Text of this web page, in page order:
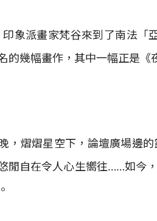
象派畫家梵谷來到了南法「
的幾幅畫作，其中一幅正是《
，熠熠星空下，論壇廣場邊
閒自在令人心生嚮往……如今